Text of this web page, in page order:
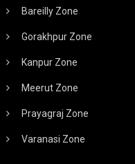
Bareilly Zone
Gorakhpur Zone
Kanpur Zone
Meerut Zone
Prayagraj Zone
Varanasi Zone